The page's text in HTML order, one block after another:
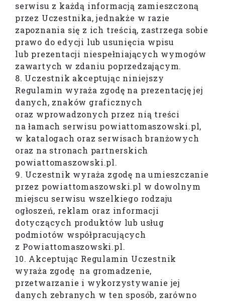
serwisu z każdą informacją zamieszczoną
przez Uczestnika, jednakże w razie
zapoznania się z ich treścią, zastrzega sobie
prawo do edycji lub usunięcia wpisu
lub prezentacji niespełniających wymogów
zawartych w zdaniu poprzedzającym.
8. Uczestnik akceptując niniejszy
Regulamin wyraża zgodę na prezentację jej
danych, znaków graficznych
oraz wprowadzonych przez nią treści
na łamach serwisu powiattomaszowski.pl,
w katalogach oraz serwisach branżowych
oraz na stronach partnerskich
powiattomaszowski.pl.
9. Uczestnik wyraża zgodę na umieszczanie
przez powiattomaszowski.pl w dowolnym
miejscu serwisu wszelkiego rodzaju
ogłoszeń, reklam oraz informacji
dotyczących produktów lub usług
podmiotów współpracujących
z Powiattomaszowski.pl.
10. Akceptując Regulamin Uczestnik
wyraża zgodę na gromadzenie,
przetwarzanie i wykorzystywanie jej
danych zebranych w ten sposób, zarówno